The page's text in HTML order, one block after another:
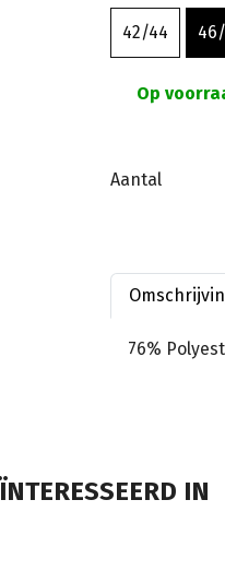
42/44
Op
Aantal
76%
IN